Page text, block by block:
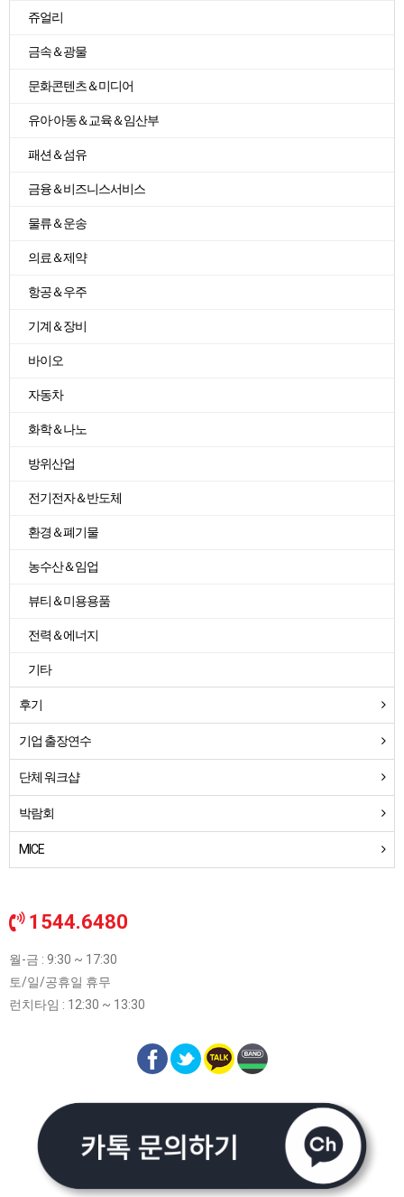
쥬얼리
금속＆광물
문화콘텐츠＆미디어
유아·아동＆교육＆임산부
패션＆섬유
금융＆비즈니스서비스
물류＆운송
의료＆제약
항공＆우주
기계＆장비
바이오
자동차
화학＆나노
방위산업
전기전자＆반도체
환경＆폐기물
농수산＆임업
뷰티＆미용용품
전력＆에너지
기타
후기
기업 출장연수
단체 워크샵
박람회
MICE
1544.6480
월-금 : 9:30 ~ 17:30
토/일/공휴일 휴무
런치타임 : 12:30 ~ 13:30